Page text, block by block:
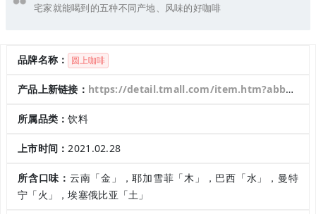
宅家就能喝到的五种不同产地、风味的好咖啡
品牌名称： 圆上咖啡
产品上新链接： https://detail.tmall.com/item.htm?abbucket=17&id=653446894413&rn=b2506d453325a598142e3b9a04dbb33f&spm=a1z10.5-b.w4011-24037122358.41.e3502dec5AgciB&skuId=4716903889444
所属品类：饮料
上市时间： 2021.02.28
所含口味： 云南「金」，耶加雪菲「木」，巴西「水」，曼特
宁「火」，埃塞俄比亚「土」